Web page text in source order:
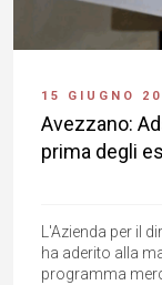
15 GIUGNO
Avezzano:
prima degli
L'Azienda per il
ha aderito alla
programma